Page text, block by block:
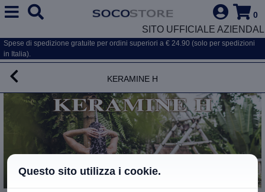
0
SITO UFFICIALE
Spese di spedizione gratuite per ordini superiori a € 24.90 (solo per spedizioni
in Italia).
Keramine H
Questo sito utilizza i cookie.